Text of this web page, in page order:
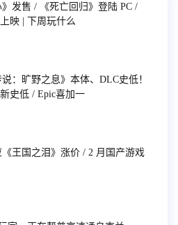
》发售 / 《死亡回归》登陆 PC /
上映 | 下周玩什么
说：旷野之息》本体、DLC史低！
新史低 / Epic喜加一
王国之泪》涨价 / 2 月国产游戏